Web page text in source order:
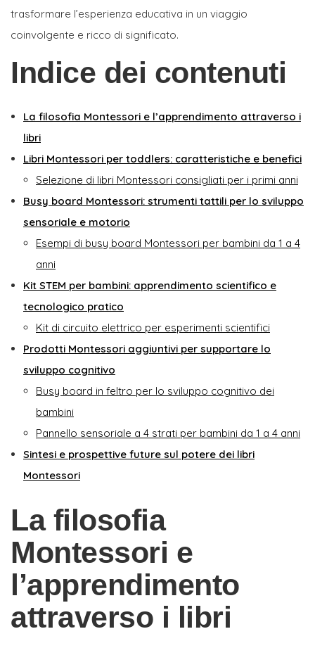
trasformare l’esperienza educativa in un viaggio
coinvolgente e ricco di significato.
Indice dei contenuti
La filosofia Montessori e l’apprendimento attraverso i
libri
Libri Montessori per toddlers: caratteristiche e benefici
Selezione di libri Montessori consigliati per i primi anni
Busy board Montessori: strumenti tattili per lo sviluppo
sensoriale e motorio
Esempi di busy board Montessori per bambini da 1 a 4
anni
Kit STEM per bambini: apprendimento scientifico e
tecnologico pratico
Kit di circuito elettrico per esperimenti scientifici
Prodotti Montessori aggiuntivi per supportare lo
sviluppo cognitivo
Busy board in feltro per lo sviluppo cognitivo dei
bambini
Pannello sensoriale a 4 strati per bambini da 1 a 4 anni
Sintesi e prospettive future sul potere dei libri
Montessori
La filosofia
Montessori e
l’apprendimento
attraverso i libri